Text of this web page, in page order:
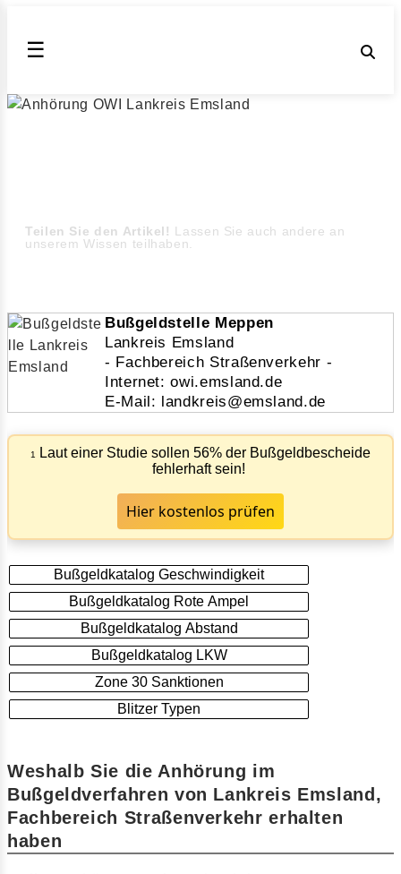
☰
Teilen Sie den Artikel! Lassen Sie auch andere an
unserem Wissen teilhaben.
Bußgeldstelle Meppen
Lankreis Emsland
- Fachbereich Straßenverkehr -
Internet: owi.emsland.de
E-Mail: landkreis@emsland.de
1
Laut einer Studie sollen 56% der Bußgeldbescheide
fehlerhaft sein!
Hier kostenlos prüfen
Bußgeldkatalog Geschwindigkeit
Bußgeldkatalog Rote Ampel
Bußgeldkatalog Abstand
Bußgeldkatalog LKW
Zone 30 Sanktionen
Blitzer Typen
Weshalb Sie die Anhörung im
Bußgeldverfahren von Lankreis Emsland,
Fachbereich Straßenverkehr erhalten
haben